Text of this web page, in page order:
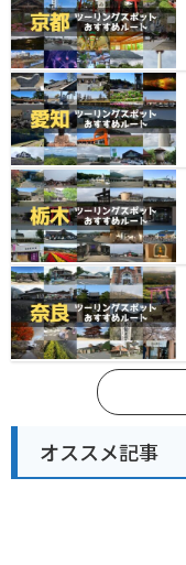
オススメ記事